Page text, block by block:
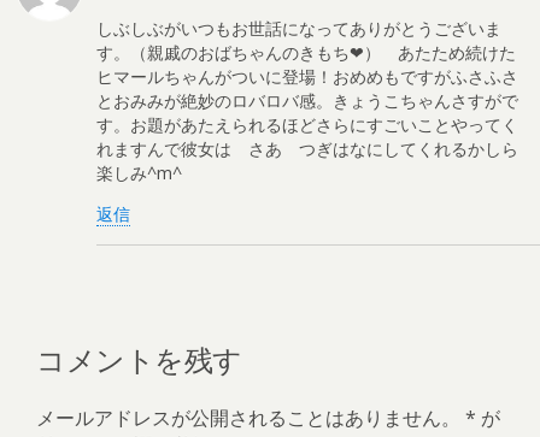
しぶしぶがいつもお世話になってありがとうございま
す。（親戚のおばちゃんのきもち❤） あたため続けた
ヒマールちゃんがついに登場！おめめもですがふさふさ
とおみみが絶妙のロバロバ感。きょうこちゃんさすがで
す。お題があたえられるほどさらにすごいことやってく
れますんで彼女は さあ つぎはなにしてくれるかしら
楽しみ^m^
返信
コメントを残す
メールアドレスが公開されることはありません。 * が